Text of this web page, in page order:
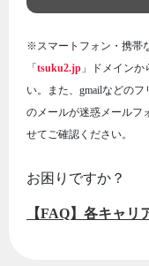
※スマートフォン・携帯
「 tsuku2.jp 」ドメイン
い。また、gmailなどの
のメールが迷惑メールフ
せてご確認ください。
お困りですか？
【FAQ】各キャ